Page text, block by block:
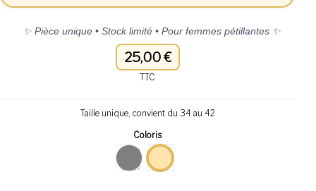
✨ Pièce unique • Stock limité • Pour femmes pétillantes ✨
25,00 €
TTC
Taille unique, convient du 34 au 42
Coloris
Noir
beige